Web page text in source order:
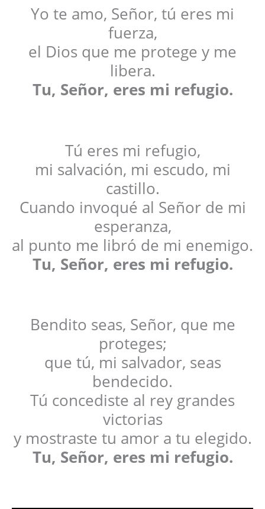
Yo te amo, Señor, tú eres mi
fuerza,
el Dios que me protege y me
libera.
Tu, Señor, eres mi refugio.
Tú eres mi refugio,
mi salvación, mi escudo, mi
castillo.
Cuando invoqué al Señor de mi
esperanza,
al punto me libró de mi enemigo.
Tu, Señor, eres mi refugio.
Bendito seas, Señor, que me
proteges;
que tú, mi salvador, seas
bendecido.
Tú concediste al rey grandes
victorias
y mostraste tu amor a tu elegido.
Tu, Señor, eres mi refugio.